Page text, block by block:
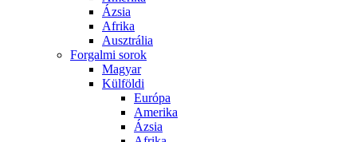
Ázsia
Afrika
Ausztrália
Forgalmi sorok
Magyar
Külföldi
Európa
Amerika
Ázsia